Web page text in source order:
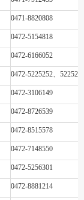
0471-8820808
0472-5154818
0472-6166052
0472-5225252、
0472-3106149
0472-8726539
0472-8515578
0472-7148550
0472-5256301
0472-8881214